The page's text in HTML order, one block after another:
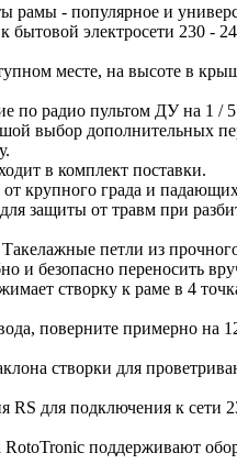
рамы - популярное и
электросети 230 -
месте, на высоте в
по радио пультом ДУ на 1
выбор дополнительных
в комплект поставки.
крупного града и
защиты от травм при
петли из
и безопасно переносить
створку к раме в 4
поверните примерно на
створки для
RS для подключения к
поддерживают